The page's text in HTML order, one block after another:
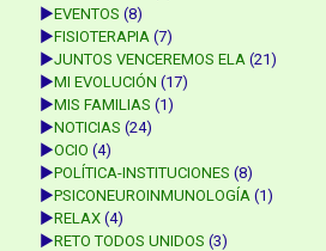
►EVENTOS (8)
►FISIOTERAPIA (7)
►JUNTOS VENCEREMOS ELA (21)
►MI EVOLUCIÓN (17)
►MIS FAMILIAS (1)
►NOTICIAS (24)
►OCIO (4)
►POLÍTICA-INSTITUCIONES (8)
►PSICONEUROINMUNOLOGÍA (1)
►RELAX (4)
►RETO TODOS UNIDOS (3)